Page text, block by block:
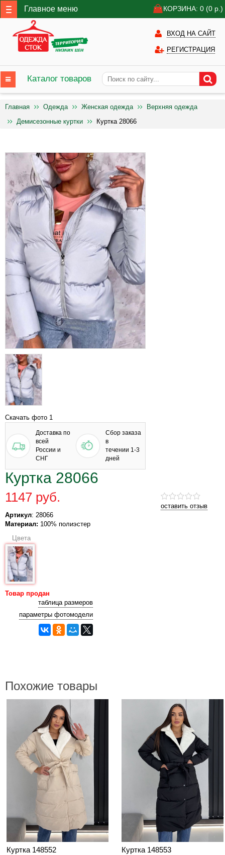
Главное меню КОРЗИНА: 0 (0 р.)
ВХОД НА САЙТ
РЕГИСТРАЦИЯ
Каталог товаров
Главная Одежда Женская одежда
Верхняя одежда
Демисезонные куртки
Куртка 28066
Скачать фото 1
Доставка по
всей
России и
СНГ
Сбор заказа
в
течении 1-3
дней
Куртка 28066
оставить отзыв
1147 руб.
Артикул: 28066
Материал: 100% полиэстер
Цвета
Товар продан
таблица размеров
параметры фотомодели
Похожие товары
Куртка 148552
Куртка 148553